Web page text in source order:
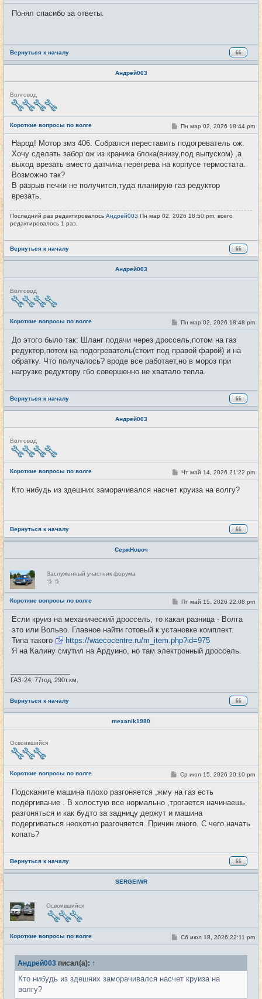
и
о
и
Понял спасибо за ответы.
Вернуться к началу
Андрей003
Н
е
в
т
и
Волговод
Короткие вопросы по волге #4280
С
о
б
щ
н
Пн мар 02, 2026 18:44 pm
Народ! Мотор змз 406. Собрался переставить подогреватель ож.
Хочу сделать забор ож из краника блока(внизу,под выпуском) ,а
выход врезать вместо датчика перегрева на корпусе термостата.
Возможно так?
В разрыв печки не получится,туда планирую газ редуктор
врезать.
Последний раз редактировалось Андрей003 Пн мар 02, 2026 18:50 pm, всего
редактировалось 1 раз.
Вернуться к началу
Андрей003
Н
е
в
т
и
Волговод
Короткие вопросы по волге #4281
С
о
б
щ
н
и
Пн мар 02, 2026 18:48 pm
До этого было так: Шланг подачи через дроссель,потом на газ
редуктор,потом на подогреватель(стоит под правой фарой) и на
обратку. Что получалось? вроде все работает,но в мороз при
нагрузке редуктору гбо совершенно не хватало тепла.
Вернуться к началу
Андрей003
Н
е
в
т
и
Волговод
Короткие вопросы по волге #4282
С
о
б
и
Чт май 14, 2026 21:22 pm
Кто нибудь из здешних заморачивался насчет круиза на волгу?
Вернуться к началу
СержНовоч
Н
е
с
е
т
и
Заслуженный участник форума
Короткие вопросы по волге #4283
С
о
б
щ
н
и
Пт май 15, 2026 22:08 pm
Если круиз на механический дроссель, то какая разница - Волга
это или Вольво. Главное найти готовый к установке комплект.
Типа такого
https://waecocentre.ru/m_item.php?id=975
Я на Калину смутил на Ардуино, но там электронный дроссель.
ГАЗ-24, 77год, 290т.км.
Вернуться к началу
mexanik1980
Н
е
в
т
и
Освоившийся
Короткие вопросы по волге #4284
С
о
б
щ
н
и
Ср июл 15, 2026 20:10 pm
Подскажите машина плохо разгоняется ,жму на газ есть
подёргивание . В холостую все нормально ,трогается начинаешь
разгоняться и как будто за задницу держут и машина
подергиваться неохотно разгоняется. Причин много. С чего начать
копать?
Вернуться к началу
SERGEIWR
Н
е
в
с
е
т
и
Освоившийся
Короткие вопросы по волге #4285
С
о
е
н
Сб июл 18, 2026 22:11 pm
Андрей003 писал(а): ↑
Кто нибудь из здешних заморачивался насчет круиза на
волгу?